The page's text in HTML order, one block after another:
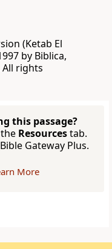
(Ketab El
by Biblica,
rights
this passage?
Resourcestab.
Gateway Plus.
More